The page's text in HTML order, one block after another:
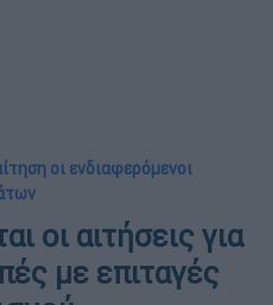
οι ενδιαφερόμενοι
οι αιτήσεις για
με επιταγές